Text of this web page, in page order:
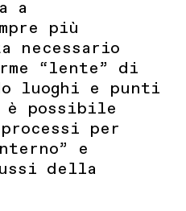
a
più
necessario
“lente” di
luoghi e punti
possibile
per
e
della